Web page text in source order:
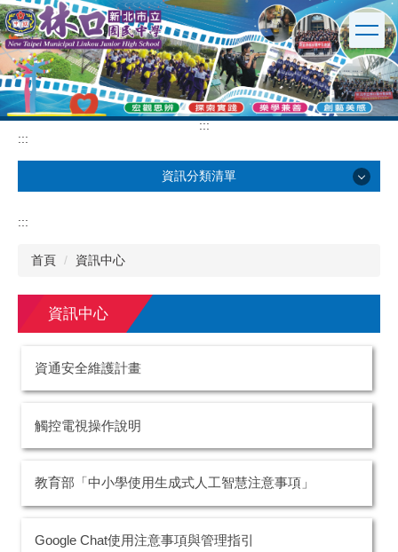
跳
到
主
要
內
容
區
:::
:::
資訊分類清單
行政單位
英文版
:::
首頁 資訊中心
資訊中心
資通安全維護計畫
觸控電視操作說明
教育部「中小學使用生成式人工智慧注意事項」
Google Chat使用注意事項與管理指引